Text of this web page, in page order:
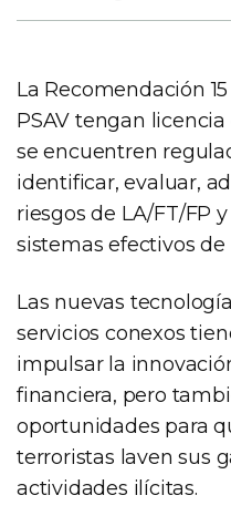
La Recomendación
PSAV tengan
se encuentren
identificar, evaluar,
riesgos de LA/FT/FP
sistemas efectivos
Las nuevas
servicios conexos
impulsar la
financiera, pero
oportunidades para
terroristas laven sus
actividades ilícitas.